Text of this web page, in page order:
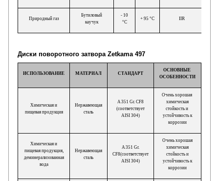
Природный газ
Бутиловый
каучук
- 10
°C
+ 95 °C IIR
Диски поворотного затвора Zetkama 497
ИСПОЛЬЗОВАНИЕ МАТЕРИАЛ СТАНДАРТ
ОСНОВНЫЕ
ОСОБЕННОСТИ
Химическая и
пищевая продукция
Нержавеющая
сталь
A 351 Gr. CF8
(соответствует
AISI 304)
Очень хорошая
химическая
стойкость и
устойчивость к
коррозии
Химическая и
пищевая продукция,
деминерализованная
вода
Нержавеющая
сталь
A 351 Gr.
CF8(соответствует
AISI 304)
Очень хорошая
химическая
стойкость и
устойчивость к
коррозии